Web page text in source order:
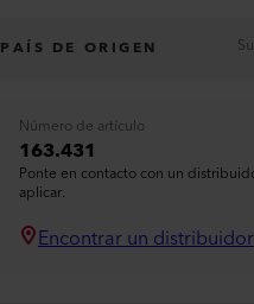
PAÍS DE ORIGEN
Número de artículo
163.431
Ponte en contacto con un
aplicar.
Encontrar un distribuidor